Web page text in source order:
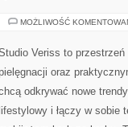
MOŻLIWOŚĆ
Veriss to
oraz
odkrywać nowe
lifestylowy i łączy w sobie